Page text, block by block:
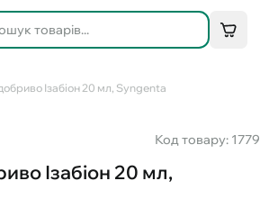
Ізабіон 20 мл, Syngenta
Код товару: 1779
Ізабіон 20 мл,